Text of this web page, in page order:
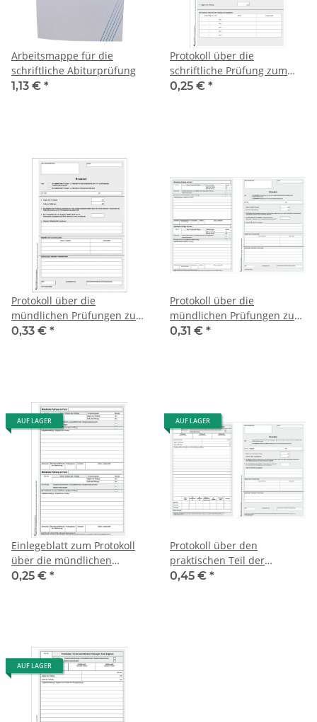
Arbeitsmappe für die
schriftliche Abiturprüfung
1,13 € *
Protokoll über die
schriftliche Prüfung zum
Erwerb HSA und qualif. HSA,
0,25 € *
Protokoll über die
mündlichen Prüfungen zum
Erwerb des HSA, qualif. HSA,
0,33 € *
Protokoll über die
mündlichen Prüfungen zum
Erwerb des HSA, qualif. HSA,
0,31 € *
AUF LAGER
Einlegeblatt zum Protokoll
über die mündlichen
Prüfungen HSA, qualif. HSA,
0,25 € *
AUF LAGER
Protokoll über den
praktischen Teil der
schriftlichen Prüfung zum
0,45 € *
AUF LAGER